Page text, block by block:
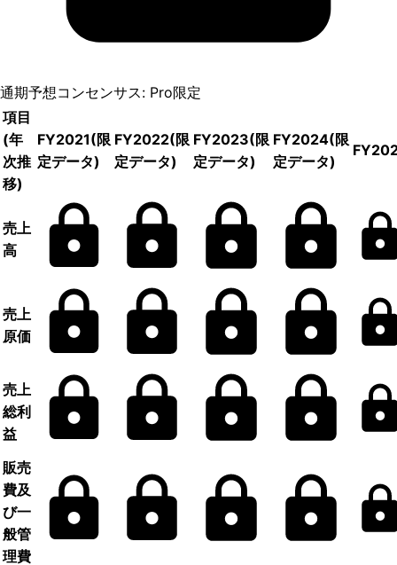
通期予想コンセンサス: Pro限定
項目
(年
次推
移)
FY2021(限
定データ)
FY2022(限
定データ)
FY2023(限
定データ)
FY2024(限
定データ)
売上
高
売上
原価
売上
総利
益
販売
費及
び一
般管
理費